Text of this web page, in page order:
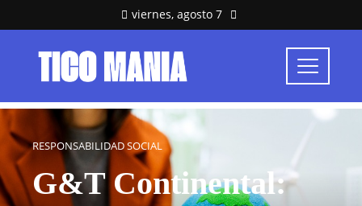
viernes, agosto 7
RESPONSABILIDAD SOCIAL
G&T Continental: